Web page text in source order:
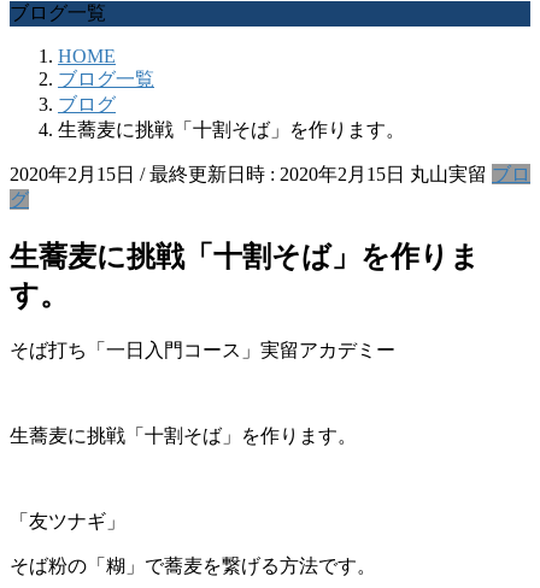
ブログ一覧
HOME
ブログ一覧
ブログ
生蕎麦に挑戦「十割そば」を作ります。
2020年2月15日 / 最終更新日時 : 2020年2月15日 丸山実留 ブロ
グ
生蕎麦に挑戦「十割そば」を作りま
す。
そば打ち「一日入門コース」実留アカデミー
生蕎麦に挑戦「十割そば」を作ります。
「友ツナギ」
そば粉の「糊」で蕎麦を繋げる方法です。